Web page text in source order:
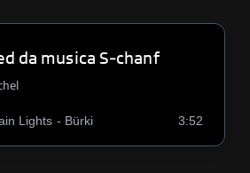
da musica S-chanf
Lights - Bürki 3:52